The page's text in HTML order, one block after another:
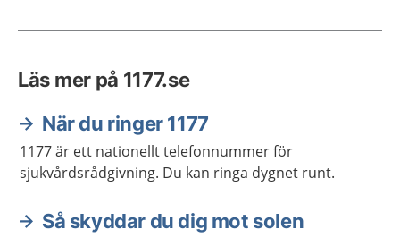
Läs mer på 1177.se
När du ringer 1177
1177 är ett nationellt telefonnummer för
sjukvårdsrådgivning. Du kan ringa dygnet runt.
Så skyddar du dig mot solen